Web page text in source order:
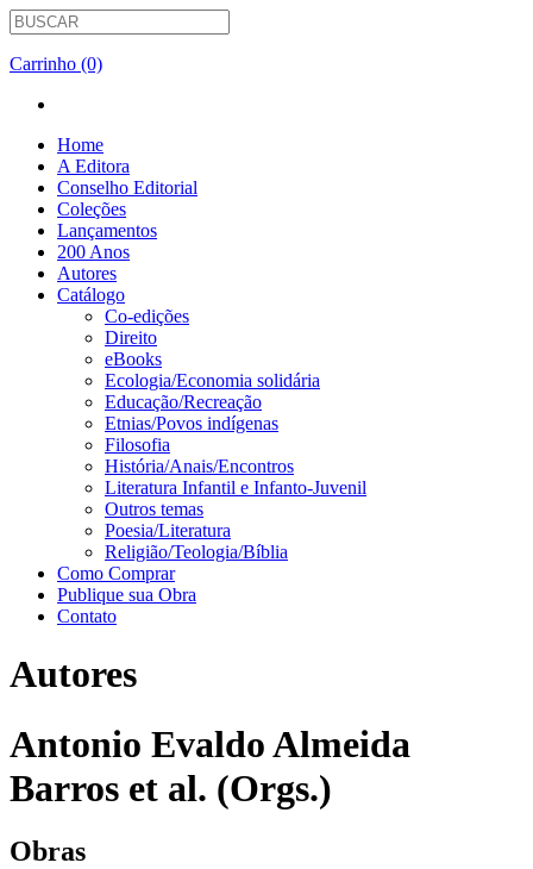
Carrinho (0)
Home
A Editora
Conselho Editorial
Coleções
Lançamentos
200 Anos
Autores
Catálogo
Co-edições
Direito
eBooks
Ecologia/Economia solidária
Educação/Recreação
Etnias/Povos indígenas
Filosofia
História/Anais/Encontros
Literatura Infantil e Infanto-Juvenil
Outros temas
Poesia/Literatura
Religião/Teologia/Bíblia
Como Comprar
Publique sua Obra
Contato
Autores
Antonio Evaldo Almeida
Barros et al. (Orgs.)
Obras